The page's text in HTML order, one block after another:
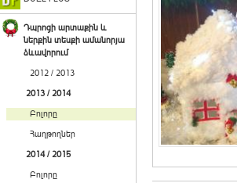
Դպրոցի արտաքին և
ներքին տեսքի ամանորյա
ձևավորում
2012 / 2013
2013 / 2014
Բոլորը
Հաղթողներ
2014 / 2015
Բոլորը